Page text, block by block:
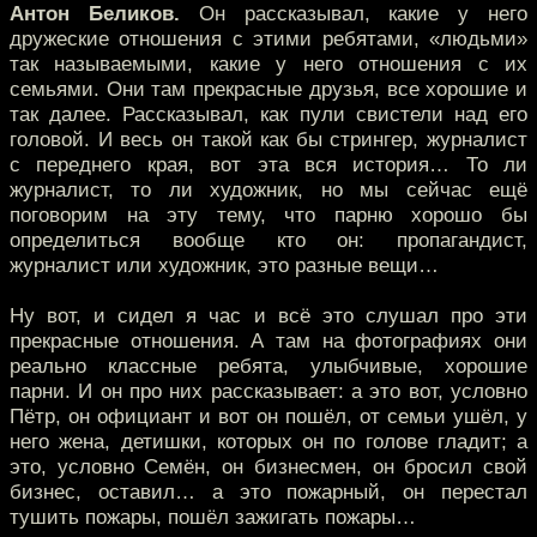
Антон Беликов. Он рассказывал, какие у него
дружеские отношения с этими ребятами, «людьми»
так называемыми, какие у него отношения с их
семьями. Они там прекрасные друзья, все хорошие и
так далее. Рассказывал, как пули свистели над его
головой. И весь он такой как бы стрингер, журналист
с переднего края, вот эта вся история… То ли
журналист, то ли художник, но мы сейчас ещё
поговорим на эту тему, что парню хорошо бы
определиться вообще кто он: пропагандист,
журналист или художник, это разные вещи…
Ну вот, и сидел я час и всё это слушал про эти
прекрасные отношения. А там на фотографиях они
реально классные ребята, улыбчивые, хорошие
парни. И он про них рассказывает: а это вот, условно
Пётр, он официант и вот он пошёл, от семьи ушёл, у
него жена, детишки, которых он по голове гладит; а
это, условно Семён, он бизнесмен, он бросил свой
бизнес, оставил… а это пожарный, он перестал
тушить пожары, пошёл зажигать пожары…